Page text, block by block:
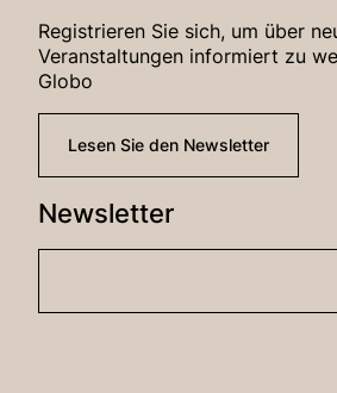
Passwort-Wiederherstellung
Registrieren Sie sich, um über
Veranstaltungen informiert zu
Globo
Lesen Sie den Newsletter
Newsletter